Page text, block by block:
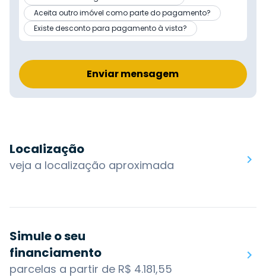
Aceita outro imóvel como parte do pagamento?
Existe desconto para pagamento à vista?
Enviar mensagem
Localização
veja a localização aproximada
Simule o seu
financiamento
parcelas a partir de R$ 4.181,55